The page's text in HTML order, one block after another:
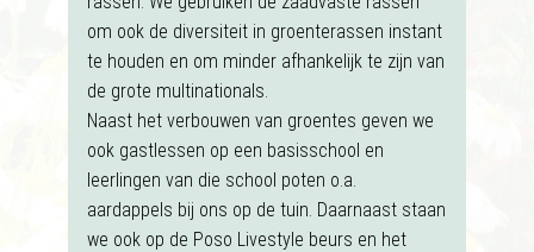
om ook de diversiteit in groenterassen instant
te houden en om minder afhankelijk te zijn van
de grote multinationals.
Naast het verbouwen van groentes geven we
ook gastlessen op een basisschool en
leerlingen van die school poten o.a.
aardappels bij ons op de tuin. Daarnaast staan
we ook op de Poso Livestyle beurs en het